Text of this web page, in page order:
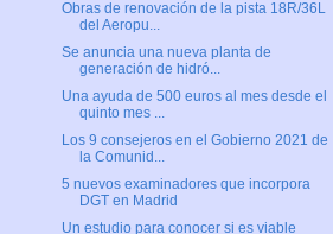
Obras de renovación de la pista 18R/36L
del Aeropu...
Se anuncia una nueva planta de
generación de hidró...
Una ayuda de 500 euros al mes desde el
quinto mes ...
Los 9 consejeros en el Gobierno 2021 de
la Comunid...
5 nuevos examinadores que incorpora
DGT en Madrid
Un estudio para conocer si es viable